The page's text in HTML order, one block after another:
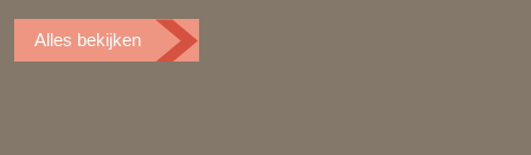
documenten over de historie van Urmond verzamelen. Zo maken we
samen digitaal een archief waar mensen de historie van Urmond
Alles bekijken